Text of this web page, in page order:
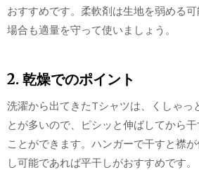
おすすめです。柔軟剤は生地を弱める
場合も適量を守って使いましょう。
2. 乾燥でのポイント
洗濯から出てきたTシャツは、くしゃっ
とが多いので、ピシッと伸ばしてから
ことができます。ハンガーで干すと襟
し可能であれば平干しがおすすめです。